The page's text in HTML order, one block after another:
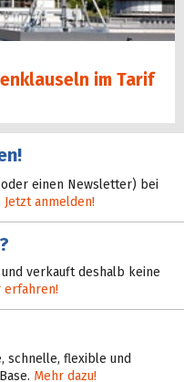
im Tarif
einen Newsletter) bei
Jetzt anmelden!
verkauft deshalb keine
erfahren!
schnelle, flexible und
Mehr dazu!